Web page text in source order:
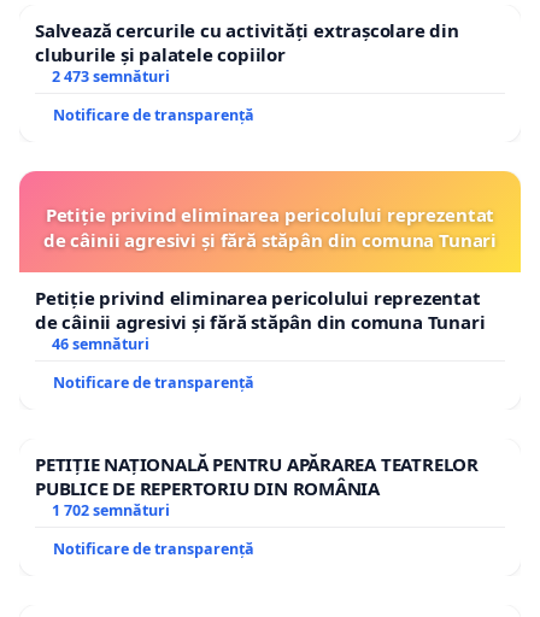
Salvează cercurile cu activități extrașcolare din
cluburile și palatele copiilor
2 473 semnături
Notificare de transparență
Petiție privind eliminarea pericolului reprezentat
de câinii agresivi și fără stăpân din comuna Tunari
Petiție privind eliminarea pericolului reprezentat
de câinii agresivi și fără stăpân din comuna Tunari
46 semnături
Notificare de transparență
PETIȚIE NAȚIONALĂ PENTRU APĂRAREA TEATRELOR
PUBLICE DE REPERTORIU DIN ROMÂNIA
1 702 semnături
Notificare de transparență